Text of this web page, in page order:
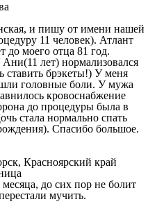
и пишу от имени нашей
11 человек). Атлант
до моего отца 81 год.
лет) нормализовался
ставить брэкеты!) У меня
головные боли. У мужа
кровоснабжение
до процедуры была в
стала нормально спать
Спасибо большое.
Красноярский край
до сих пор не болит
мучить.